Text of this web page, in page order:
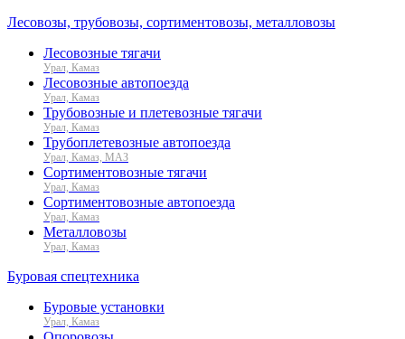
Лесовозы, трубовозы, сортиментовозы, металловозы
Лесовозные тягачи
Урал, Камаз
Лесовозные автопоезда
Урал, Камаз
Трубовозные и плетевозные тягачи
Урал, Камаз
Трубоплетевозные автопоезда
Урал, Камаз, МАЗ
Сортиментовозные тягачи
Урал, Камаз
Сортиментовозные автопоезда
Урал, Камаз
Металловозы
Урал, Камаз
Буровая спецтехника
Буровые установки
Урал, Камаз